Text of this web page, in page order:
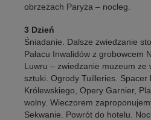
obrzeżach Paryża – nocleg.
3 Dzień
Śniadanie. Dalsze zwiedzanie
Pałacu Inwalidów z grobowcem
Luwru – zwiedzanie muzeum ze
sztuki. Ogrody Tuilleries. Spacer
Królewskiego, Opery Garnier,
wolny. Wieczorem
Sekwanie. Powrót do hotelu.